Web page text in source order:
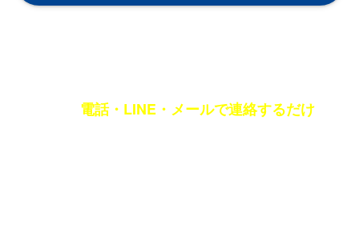
電話・LINE・メールで連絡するだけ